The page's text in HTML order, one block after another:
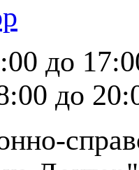
до
до